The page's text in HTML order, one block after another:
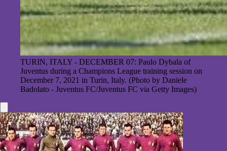
TURIN, ITALY - DECEMBER 07: Paulo Dybala of
Juventus during a Champions League training session on
December 7, 2021 in Turin, Italy. (Photo by Daniele
Badolato - Juventus FC/Juventus FC via Getty Images)